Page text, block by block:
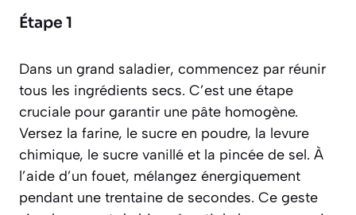
Étape 1
Dans un grand saladier, commencez par réunir
tous les ingrédients secs. C’est une étape
cruciale pour garantir une pâte homogène.
Versez la farine, le sucre en poudre, la levure
chimique, le sucre vanillé et la pincée de sel. À
l’aide d’un fouet, mélangez énergiquement
pendant une trentaine de secondes. Ce geste